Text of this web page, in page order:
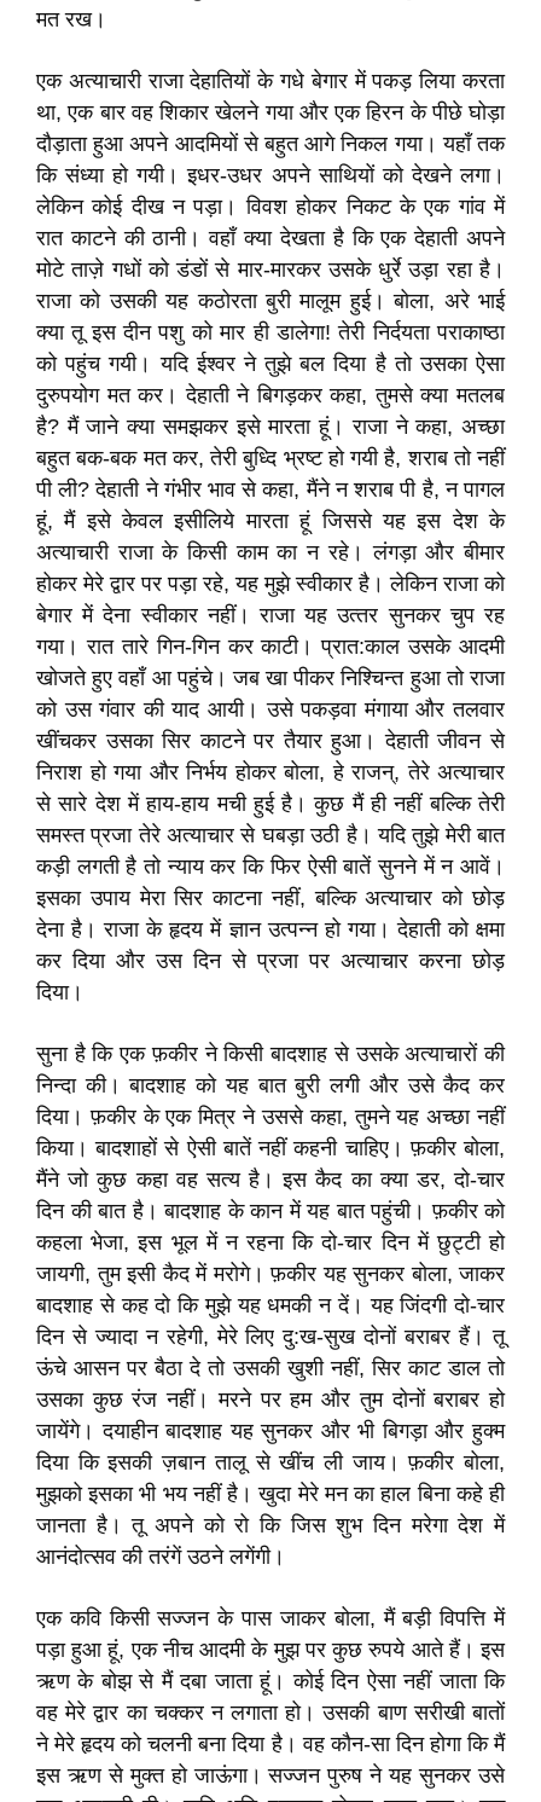
मत रख।
एक अत्याचारी राजा देहातियों के गधे बेगार में पकड़ लिया करता
था, एक बार वह शिकार खेलने गया और एक हिरन के पीछे घोड़ा
दौड़ाता हुआ अपने आदमियों से बहुत आगे निकल गया। यहाँ तक
कि संध्‍या हो गयी। इधर-उधर अपने साथियों को देखने लगा।
लेकिन कोई दीख न पड़ा। विवश होकर निकट के एक गांव में
रात काटने की ठानी। वहाँ क्या देखता है कि एक देहाती अपने
मोटे ताज़े गधों को डंडों से मार-मारकर उसके धुर्रे उड़ा रहा है।
राजा को उसकी यह कठोरता बुरी मालूम हुई। बोला, अरे भाई
क्या तू इस दीन पशु को मार ही डालेगा! तेरी निर्दयता पराकाष्ठा
को पहुंच गयी। यदि ईश्‍वर ने तुझे बल दिया है तो उसका ऐसा
दुरुपयोग मत कर। देहाती ने बिगड़कर कहा, तुमसे क्या मतलब
है? मैं जाने क्या समझकर इसे मारता हूं। राजा ने कहा, अच्छा
बहुत बक-बक मत कर, तेरी बुध्दि भ्रष्ट हो गयी है, शराब तो नहीं
पी ली? देहाती ने गंभीर भाव से कहा, मैंने न शराब पी है, न पागल
हूं, मैं इसे केवल इसीलिये मारता हूं जिससे यह इस देश के
अत्याचारी राजा के किसी काम का न रहे। लंगड़ा और बीमार
होकर मेरे द्वार पर पड़ा रहे, यह मुझे स्वीकार है। लेकिन राजा को
बेगार में देना स्वीकार नहीं। राजा यह उत्‍तर सुनकर चुप रह
गया। रात तारे गिन-गिन कर काटी। प्रात:काल उसके आदमी
खोजते हुए वहाँ आ पहुंचे। जब खा पीकर निश्चिन्त हुआ तो राजा
को उस गंवार की याद आयी। उसे पकड़वा मंगाया और तलवार
खींचकर उसका सिर काटने पर तैयार हुआ। देहाती जीवन से
निराश हो गया और निर्भय होकर बोला, हे राजन्, तेरे अत्याचार
से सारे देश में हाय-हाय मची हुई है। कुछ मैं ही नहीं बल्कि तेरी
समस्त प्रजा तेरे अत्याचार से घबड़ा उठी है। यदि तुझे मेरी बात
कड़ी लगती है तो न्याय कर कि फिर ऐसी बातें सुनने में न आवें।
इसका उपाय मेरा सिर काटना नहीं, बल्कि अत्याचार को छोड़
देना है। राजा के हृदय में ज्ञान उत्पन्न हो गया। देहाती को क्षमा
कर दिया और उस दिन से प्रजा पर अत्याचार करना छोड़
दिया।
सुना है कि एक फ़कीर ने किसी बादशाह से उसके अत्याचारों की
निन्दा की। बादशाह को यह बात बुरी लगी और उसे कैद कर
दिया। फ़कीर के एक मित्र ने उससे कहा, तुमने यह अच्छा नहीं
किया। बादशाहों से ऐसी बातें नहीं कहनी चाहिए। फ़कीर बोला,
मैंने जो कुछ कहा वह सत्य है। इस कैद का क्या डर, दो-चार
दिन की बात है। बादशाह के कान में यह बात पहुंची। फ़कीर को
कहला भेजा, इस भूल में न रहना कि दो-चार दिन में छुट्टी हो
जायगी, तुम इसी कैद में मरोगे। फ़कीर यह सुनकर बोला, जाकर
बादशाह से कह दो कि मुझे यह धमकी न दें। यह जिंदगी दो-चार
दिन से ज्‍यादा न रहेगी, मेरे लिए दु:ख-सुख दोनों बराबर हैं। तू
ऊंचे आसन पर बैठा दे तो उसकी खुशी नहीं, सिर काट डाल तो
उसका कुछ रंज नहीं। मरने पर हम और तुम दोनों बराबर हो
जायेंगे। दयाहीन बादशाह यह सुनकर और भी बिगड़ा और हुक्म
दिया कि इसकी ज़बान तालू से खींच ली जाय। फ़कीर बोला,
मुझको इसका भी भय नहीं है। खुदा मेरे मन का हाल बिना कहे ही
जानता है। तू अपने को रो कि जिस शुभ दिन मरेगा देश में
आनंदोत्सव की तरंगें उठने लगेंगी।
एक कवि किसी सज्जन के पास जाकर बोला, मैं बड़ी विपत्ति में
पड़ा हुआ हूं, एक नीच आदमी के मुझ पर कुछ रुपये आते हैं। इस
ऋण के बोझ से मैं दबा जाता हूं। कोई दिन ऐसा नहीं जाता कि
वह मेरे द्वार का चक्कर न लगाता हो। उसकी बाण सरीखी बातों
ने मेरे हृदय को चलनी बना दिया है। वह कौन-सा दिन होगा कि मैं
इस ऋण से मुक्त हो जाऊंगा। सज्जन पुरुष ने यह सुनकर उसे